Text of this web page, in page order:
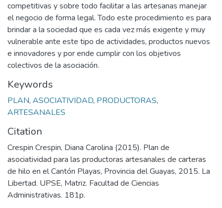
competitivas y sobre todo facilitar a las artesanas manejar
el negocio de forma legal. Todo este procedimiento es para
brindar a la sociedad que es cada vez más exigente y muy
vulnerable ante este tipo de actividades, productos nuevos
e innovadores y por ende cumplir con los objetivos
colectivos de la asociación.
Keywords
PLAN, ASOCIATIVIDAD, PRODUCTORAS,
ARTESANALES
Citation
Crespin Crespin, Diana Carolina (2015). Plan de
asociatividad para las productoras artesanales de carteras
de hilo en el Cantón Playas, Provincia del Guayas, 2015. La
Libertad. UPSE, Matriz. Facultad de Ciencias
Administrativas. 181p.